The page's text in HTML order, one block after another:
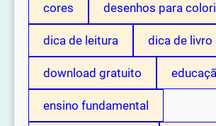
cores desenhos para
dica de leitura dica de livro
download gratuito
ensino fundamental